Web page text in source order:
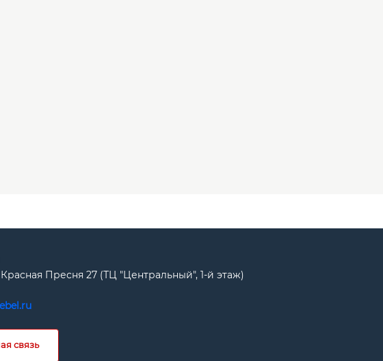
Красная Пресня 27 (ТЦ "Центральный", 1-й этаж)
связь